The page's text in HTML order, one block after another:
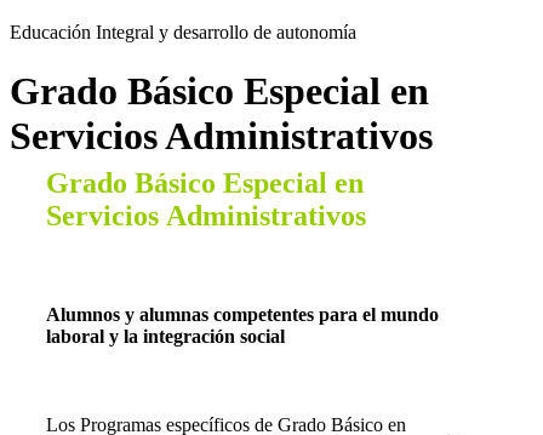
Educación Integral y desarrollo de autonomía
Grado Básico Especial en
Servicios Administrativos
Grado Básico Especial en
Servicios Administrativos
Alumnos y alumnas competentes para el mundo
laboral y la integración social
Los Programas específicos de Grado Básico en